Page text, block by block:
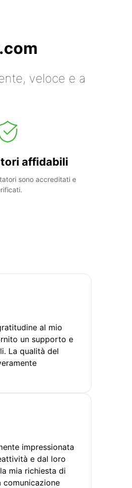
veloce e a
affidabili
sono accreditati e
al mio
un supporto e
La qualità del
impressionata
e dal loro
mia richiesta di
comunicazione